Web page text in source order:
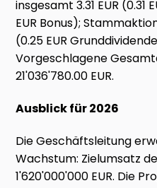
insgesamt 3.31 EUR (0.31
EUR Bonus);
(0.25 EUR
Vorgeschlagene
21'036'780.00 EUR.
Ausblick für 2026
Die Geschäftsleitung
Wachstum: Zielumsatz
1'620'000'000 EUR. Die